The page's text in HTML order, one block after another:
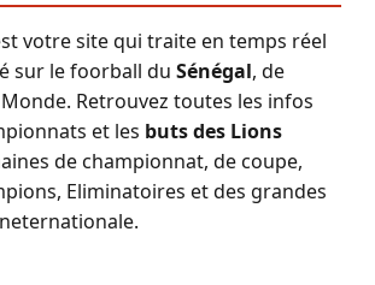
votre site qui traite en temps réel
sur le foorball du Sénégal, de
Retrouvez toutes les infos
et les buts des Lions
de championnat, de coupe,
Eliminatoires et des grandes